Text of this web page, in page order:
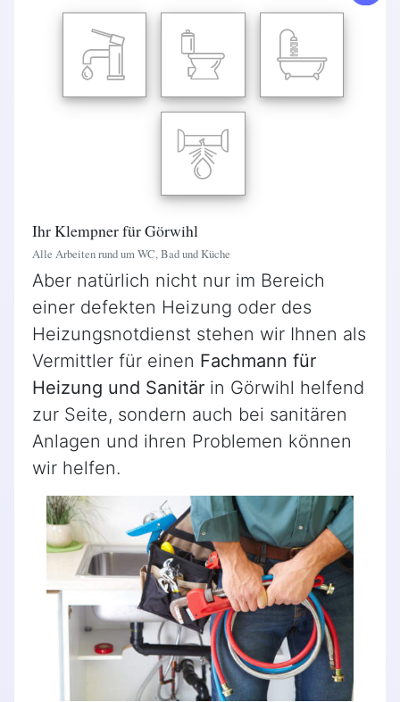
Ihr Klempner für Görwihl
Alle Arbeiten rund um WC, Bad und Küche
Aber natürlich nicht nur im Bereich
einer defekten Heizung oder des
Heizungsnotdienst stehen wir Ihnen als
Vermittler für einen Fachmann für
Heizung und Sanitär in Görwihl helfend
zur Seite, sondern auch bei sanitären
Anlagen und ihren Problemen können
wir helfen.